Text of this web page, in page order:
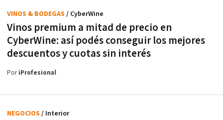
Vinos premium a mitad de precio en
CyberWine: así podés conseguir los mejores
descuentos y cuotas sin interés
VINOS & BODEGAS / CyberWine
PoriProfesional
NEGOCIOS / Interior